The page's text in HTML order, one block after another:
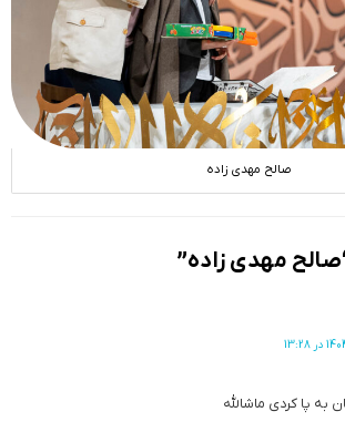
صالح مهدی زاده
پا کردی ماشالله